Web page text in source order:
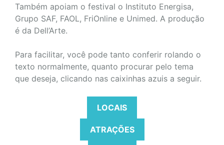
Também apoiam o festival o Instituto Energisa,
Grupo SAF, FAOL, FriOnline e Unimed. A produção
é da Dell’Arte.
Para facilitar, você pode tanto conferir rolando o
texto normalmente, quanto procurar pelo tema
que deseja, clicando nas caixinhas azuis a seguir.
LOCAIS
ATRAÇÕES